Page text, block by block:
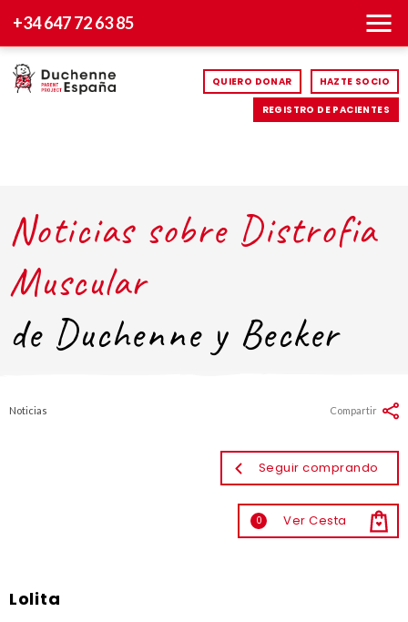
+34 647 72 63 85
QUIERO DONAR HAZTE SOCIO
REGISTRO DE PACIENTES
Noticias sobre Distrofia
Muscular
de Duchenne y Becker
Noticias
Seguir comprando
0 Ver Cesta
Compartir
Lolita